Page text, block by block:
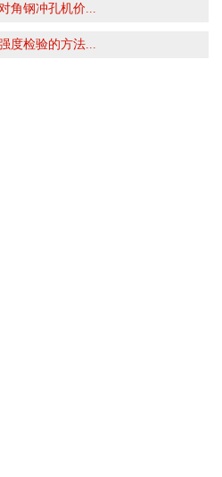
角钢冲孔机价...
度检验的方法...